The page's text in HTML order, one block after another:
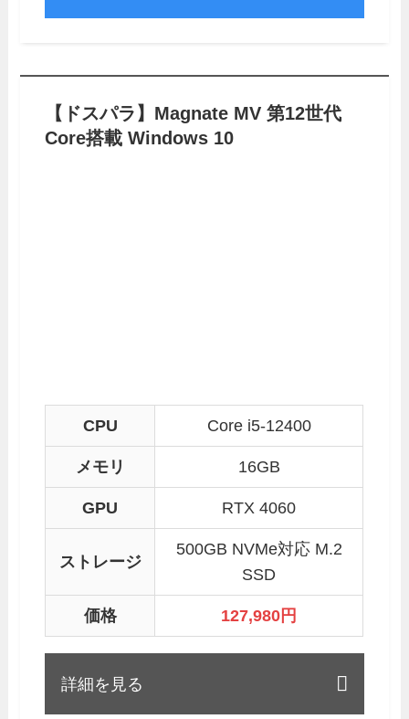
【ドスパラ】Magnate MV 第12世代
Core搭載 Windows 10
CPU Core i5-12400
メモリ 16GB
GPU RTX 4060
ストレージ
500GB NVMe対応 M.2
SSD
価格 127,980円
詳細を見る